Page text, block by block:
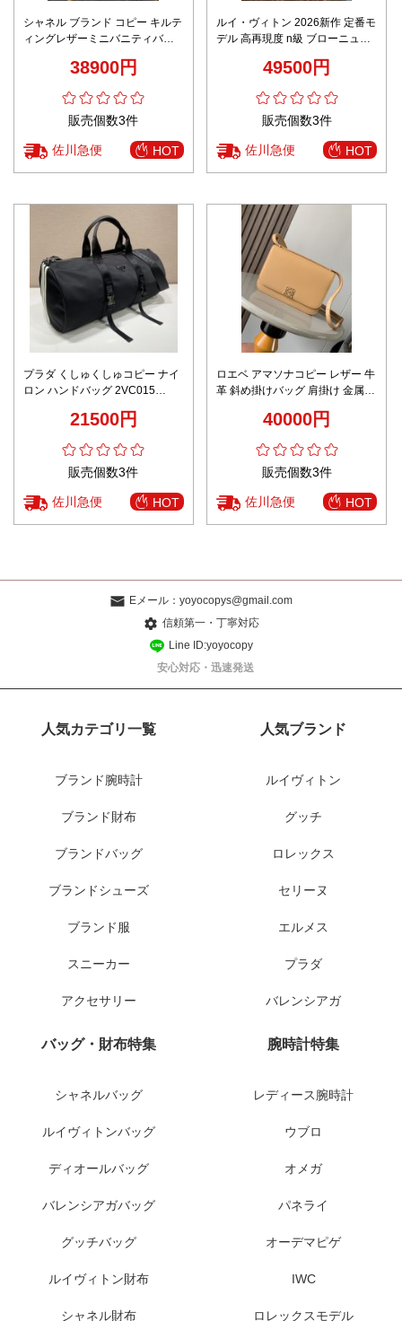
シャネル ブランド コピー キルテ
ィングレザーミニバニティバッ
38900円
販売個数3件
佐川急便 HOT
ルイ・ヴィトン 2026新作 定番モ
デル 高再現度 n級 ブローニュ
精密ディテール 安心サイト 追跡
49500円
販売個数3件
佐川急便 HOT
プラダ くしゅくしゅコピー ナイ
ロン ハンドバッグ 2VC015
グ ブラック21500円
販売個数3件
佐川急便 HOT
ロエベ アマソナコピー レザー 牛
革 斜め掛けバッグ 肩掛け 金属ロ
40000円
販売個数3件
佐川急便 HOT
Eメール： yoyocopys@gmail.com
信頼第一・丁寧対応
Line ID:yoyocopy
安心対応・迅速発送
人気カテゴリ一覧
ブランド腕時計
ブランド財布
ブランドバッグ
ブランドシューズ
ブランド服
スニーカー
アクセサリー
人気ブランド
ルイヴィトン
グッチ
ロレックス
セリーヌ
エルメス
プラダ
バレンシアガ
バッグ・財布特集
シャネルバッグ
ルイヴィトンバッグ
ディオールバッグ
バレンシアガバッグ
グッチバッグ
ルイヴィトン財布
シャネル財布
腕時計特集
レディース腕時計
ウブロ
オメガ
パネライ
オーデマピゲ
IWC
ロレックスモデル